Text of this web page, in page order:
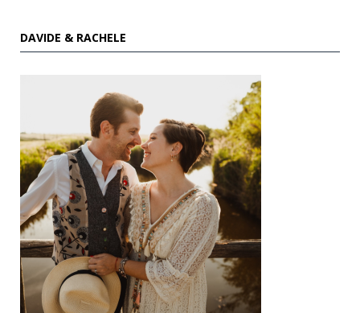
DAVIDE & RACHELE